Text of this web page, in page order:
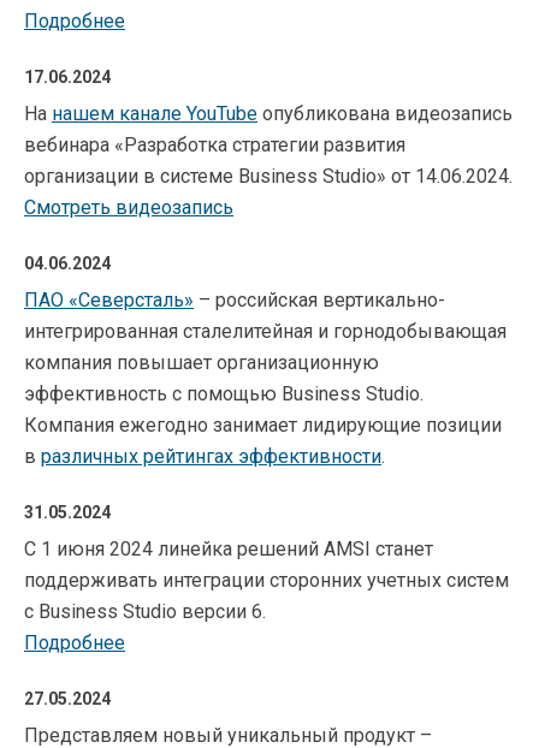
Подробнее
17.06.2024
На нашем канале YouTube опубликована видеозапись
вебинара «Разработка стратегии развития
организации в системе Business Studio» от 14.06.2024.
Смотреть видеозапись
04.06.2024
ПАО «Северсталь» – российская вертикально-
интегрированная сталелитейная и горнодобывающая
компания повышает организационную
эффективность с помощью Business Studio.
Компания ежегодно занимает лидирующие позиции
в различных рейтингах эффективности.
31.05.2024
С 1 июня 2024 линейка решений AMSI станет
поддерживать интеграции сторонних учетных систем
с Business Studio версии 6.
Подробнее
27.05.2024
Представляем новый уникальный продукт –